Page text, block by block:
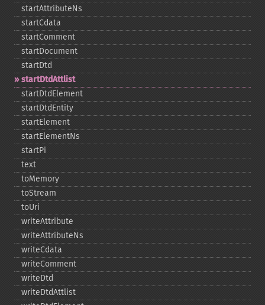
startAttributeNs
startCdata
startComment
startDocument
startDtd
startDtdAttlist
startDtdElement
startDtdEntity
startElement
startElementNs
startPi
text
toMemory
toStream
toUri
writeAttribute
writeAttributeNs
writeCdata
writeComment
writeDtd
writeDtdAttlist